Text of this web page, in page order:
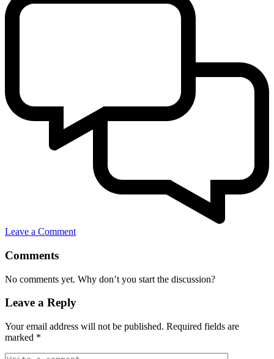
Leave a Comment
Comments
No comments yet. Why don’t you start the discussion?
Leave a Reply
Your email address will not be published. Required fields are
marked *